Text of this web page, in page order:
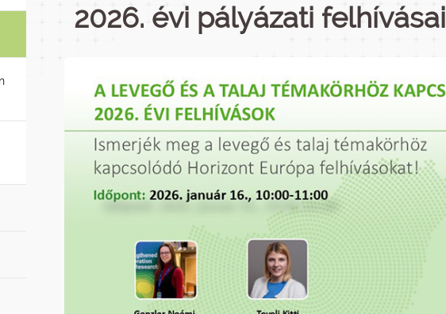
2026. évi pályázati felhívásai